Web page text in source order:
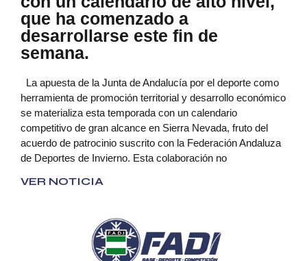
que ha comenzado a
desarrollarse este fin de
semana.
La apuesta de la Junta de Andalucía por el deporte como
herramienta de promoción territorial y desarrollo económico
se materializa esta temporada con un calendario
competitivo de gran alcance en Sierra Nevada, fruto del
acuerdo de patrocinio suscrito con la Federación Andaluza
de Deportes de Invierno. Esta colaboración no
VER NOTICIA